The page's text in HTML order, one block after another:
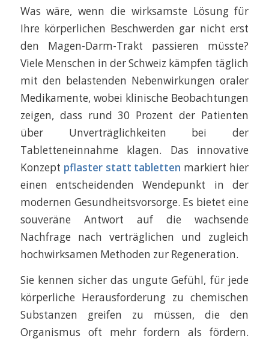
Was wäre, wenn die wirksamste Lösung für
Ihre körperlichen Beschwerden gar nicht erst
den Magen-Darm-Trakt passieren müsste?
Viele Menschen in der Schweiz kämpfen täglich
mit den belastenden Nebenwirkungen oraler
Medikamente, wobei klinische Beobachtungen
zeigen, dass rund 30 Prozent der Patienten
über Unverträglichkeiten bei der
Tabletteneinnahme klagen. Das innovative
Konzept pflaster statt tabletten markiert hier
einen entscheidenden Wendepunkt in der
modernen Gesundheitsvorsorge. Es bietet eine
souveräne Antwort auf die wachsende
Nachfrage nach verträglichen und zugleich
hochwirksamen Methoden zur Regeneration.
Sie kennen sicher das ungute Gefühl, für jede
körperliche Herausforderung zu chemischen
Substanzen greifen zu müssen, die den
Organismus oft mehr fordern als fördern.